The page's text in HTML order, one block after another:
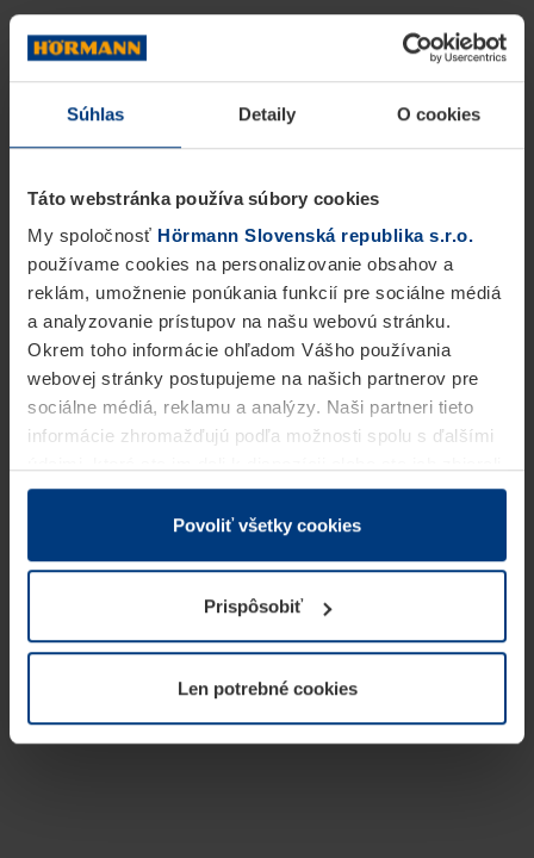
Súhlas Detaily O cookies
Táto webstránka používa súbory cookies
My spoločnosť Hörmann Slovenská republika s.r.o.
používame cookies na personalizovanie obsahov a
reklám, umožnenie ponúkania funkcií pre sociálne médiá
a analyzovanie prístupov na našu webovú stránku.
Okrem toho informácie ohľadom Vášho používania
webovej stránky postupujeme na našich partnerov pre
sociálne médiá, reklamu a analýzy. Naši partneri tieto
informácie zhromažďujú podľa možnosti spolu s ďalšími
v rámci Vášho využívania služieb.
Z právneho hľadiska môžeme cookies ukladať na Vašom
prevádzku tejto stránky. Pre všetky ostatné typy cookie
potrebujeme Vaše povolenie. Vaše povolenie môžete
kedykoľvek zmeniť alebo odvolať vo vysvetlení cookie
našej webovej stránky.
Povoliť všetky cookies
Prispôsobiť
Len potrebné cookies